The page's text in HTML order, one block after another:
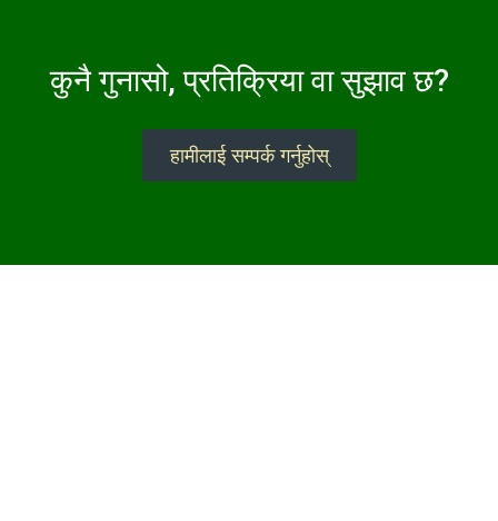
कुनै गुनासो, प्रतिक्रिया वा सुझाव छ?
हामीलाई सम्पर्क गर्नुहोस्